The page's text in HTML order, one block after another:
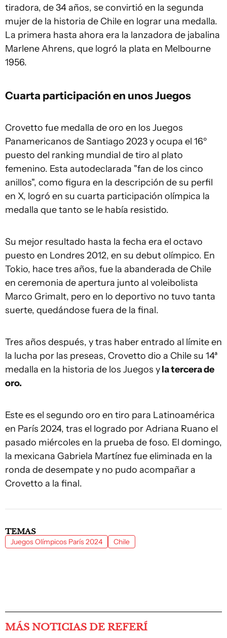
tiradora, de 34 años, se convirtió en la segunda
mujer de la historia de Chile en lograr una medalla.
La primera hasta ahora era la lanzadora de jabalina
Marlene Ahrens, que logró la plata en Melbourne
1956.
Cuarta participación en unos Juegos
Crovetto fue medalla de oro en los Juegos
Panamericanos de Santiago 2023 y ocupa el 16º
puesto del ranking mundial de tiro al plato
femenino. Esta autodeclarada "fan de los cinco
anillos", como figura en la descripción de su perfil
en X, logró en su cuarta participación olímpica la
medalla que tanto se le había resistido.
Su mejor resultado hasta la fecha era el octavo
puesto en Londres 2012, en su debut olímpico. En
Tokio, hace tres años, fue la abanderada de Chile
en ceremonia de apertura junto al voleibolista
Marco Grimalt, pero en lo deportivo no tuvo tanta
suerte, quedándose fuera de la final.
Tres años después, y tras haber entrado al límite en
la lucha por las preseas, Crovetto dio a Chile su 14ª
medalla en la historia de los Juegos yla tercera de
oro.
Este es el segundo oro en tiro para Latinoamérica
en París 2024, tras el logrado por Adriana Ruano el
pasado miércoles en la prueba de foso. El domingo,
la mexicana Gabriela Martínez fue eliminada en la
ronda de desempate y no pudo acompañar a
Crovetto a la final.
TEMAS
Juegos Olímpicos París 2024 Chile
MÁS NOTICIAS DE REFERÍ